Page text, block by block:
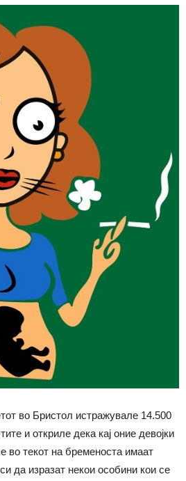
во Бристол истражувале 14.500
и откриле дека кај оние девојки
во текот на бременоста имаат
да изразат некои особини кои се